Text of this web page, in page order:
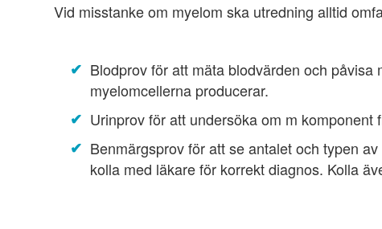
Vid misstanke om myelom ska utredning alltid
Blodprov för att mäta blodvärden och
myelomcellerna producerar.
Urinprov för att undersöka om m komponent
Benmärgsprov för att se antalet och typen
kolla med läkare för korrekt diagnos. Kolla